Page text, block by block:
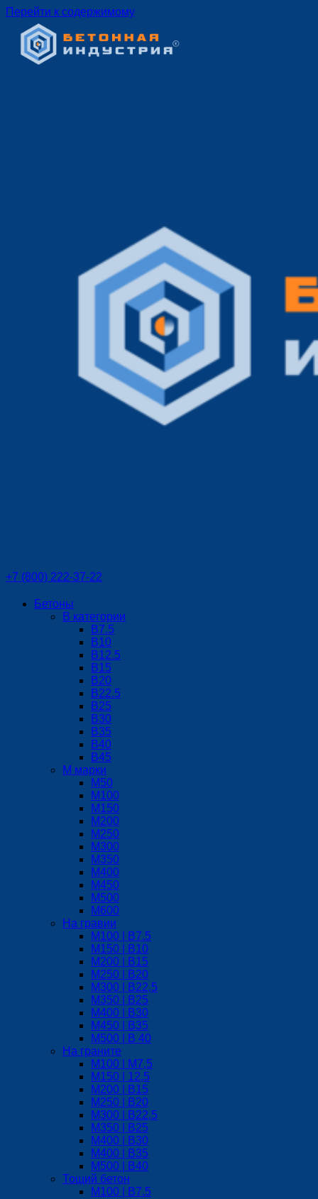
Перейти к содержимому
+7 (800) 222-37-22
Бетоны
В категории
В7.5
В10
В12.5
B15
В20
В22.5
В25
В30
В35
В40
В45
М марки
М50
М100
М150
М200
М250
М300
М350
М400
М450
М500
М600
На гравии
М100 | B7.5
М150 | B10
М200 | B15
М250 | B20
М300 | B22,5
М350 | B25
M400 | В30
М450 | B35
M500 | B 40
На граните
M100 | М7,5
М150 | 12,5
М200 | B15
М250 | B20
M300 | B22,5
М350 | B25
M400 | B30
M400 | B35
M500 | B40
Тощий бетон
М100 | B7.5